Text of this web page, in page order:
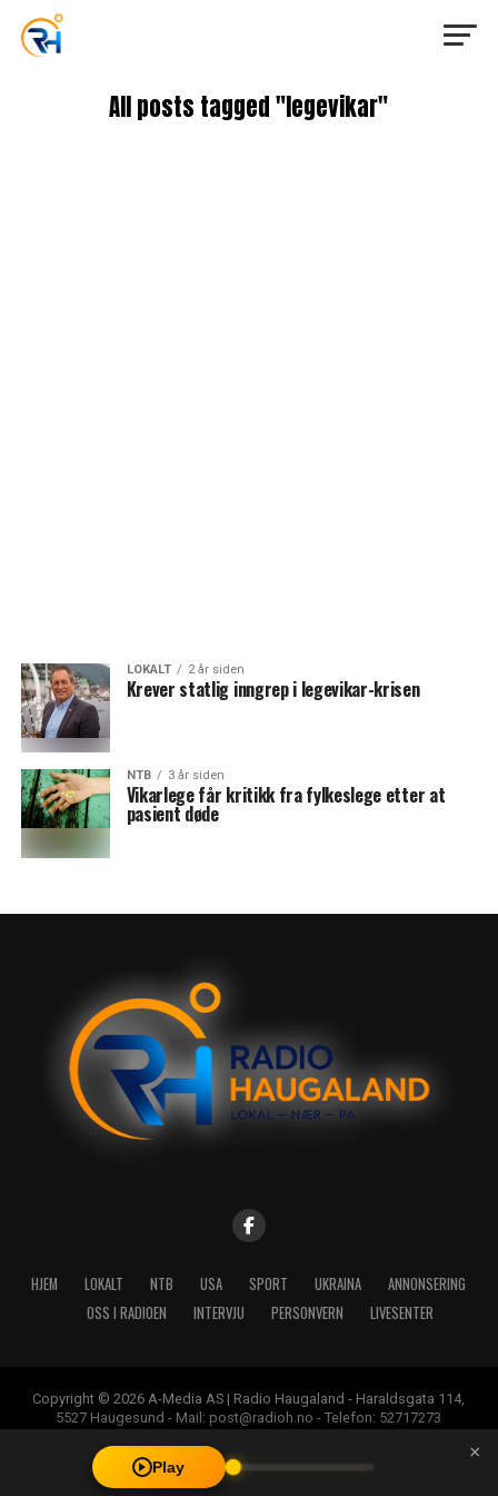
All posts tagged "legevikar"
LOKALT 2 år siden
Krever statlig inngrep i legevikar-krisen
NTB 3 år siden
Vikarlege får kritikk fra fylkeslege etter at
pasient døde
HJEM LOKALT NTB USA SPORT UKRAINA
ANNONSERING
OSS I RADIOEN
INTERVJU PERSONVERN LIVESENTER
Copyright © 2026 A-Media AS | Radio Haugaland - Haraldsgata 114,
5527 Haugesund - Mail: post@radioh.no - Telefon: 52717273
Play
×